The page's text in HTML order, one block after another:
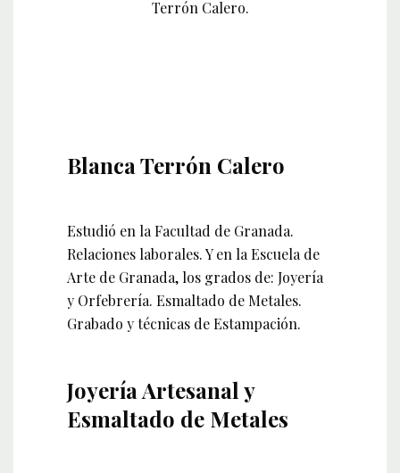
Terrón Calero.
Blanca Terrón Calero
Estudió en la Facultad de Granada.
Relaciones laborales. Y en la Escuela de
Arte de Granada, los grados de: Joyería
y Orfebrería. Esmaltado de Metales.
Grabado y técnicas de Estampación.
Joyería Artesanal y
Esmaltado de Metales